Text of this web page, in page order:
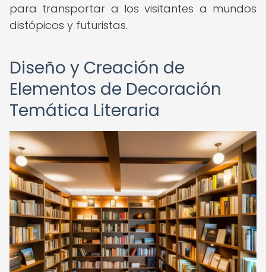
para transportar a los visitantes a mundos
distópicos y futuristas.
Diseño y Creación de
Elementos de Decoración
Temática Literaria